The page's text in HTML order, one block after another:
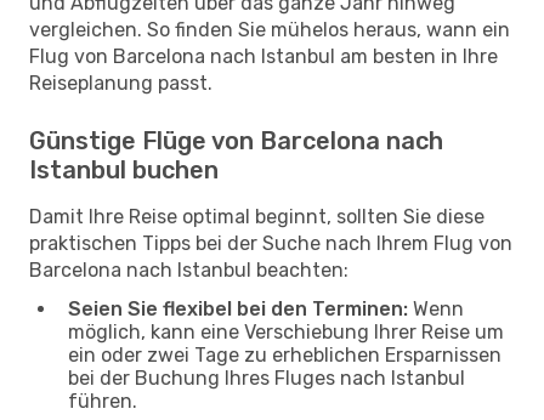
vergleichen. So finden Sie mühelos heraus, wann ein
Flug von Barcelona nach Istanbul am besten in Ihre
Reiseplanung passt.
Günstige Flüge von Barcelona nach
Istanbul buchen
Damit Ihre Reise optimal beginnt, sollten Sie diese
praktischen Tipps bei der Suche nach Ihrem Flug von
Barcelona nach Istanbul beachten:
Seien Sie flexibel bei den Terminen: Wenn
möglich, kann eine Verschiebung Ihrer Reise um
ein oder zwei Tage zu erheblichen Ersparnissen
bei der Buchung Ihres Fluges nach Istanbul
führen.